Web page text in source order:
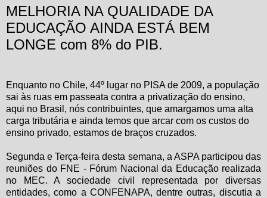
MELHORIA NA QUALIDADE DA
EDUCAÇÃO AINDA ESTÁ BEM
LONGE com 8% do PIB.
Enquanto no Chile, 44º lugar no PISA de 2009, a população
sai às ruas em passeata contra a privatização do ensino,
aqui no Brasil, nós contribuintes, que amargamos uma alta
carga tributária e ainda temos que arcar com os custos do
ensino privado, estamos de braços cruzados.
Segunda e Terça-feira desta semana, a ASPA participou das
reuniões do FNE - Fórum Nacional da Educação realizada
no MEC. A sociedade civil representada por diversas
entidades, como a CONFENAPA, dentre outras, discutia a